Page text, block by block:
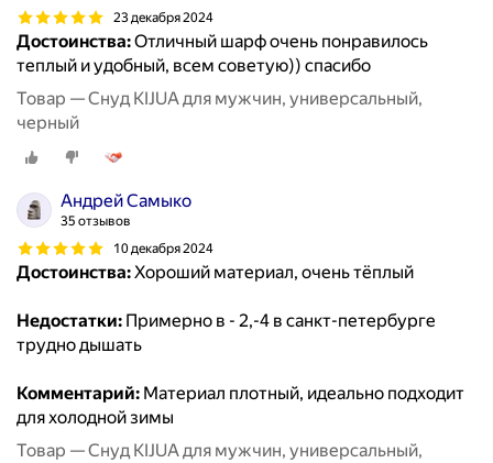
23 декабря 2024
Достоинства:Отличный шарф очень понравилось
теплый и удобный, всем советую)) спасибо
Товар — Снуд KIJUA для мужчин, универсальный,
черный
Андрей Самыко
35 отзывов
10 декабря 2024
Достоинства:Хороший материал, очень тёплый
Недостатки: Примерно в - 2,-4 в санкт-петербурге
трудно дышать
Комментарий: Материал плотный, идеально подходит
для холодной зимы
Товар — Снуд KIJUA для мужчин, универсальный,